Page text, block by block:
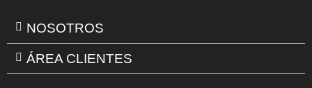
NOSOTROS
ÁREA CLIENTES